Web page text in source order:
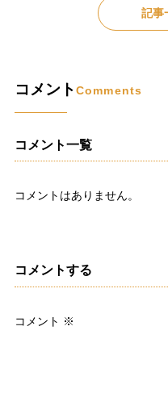
記事
コメントComments
コメント一覧
コメントはありません。
コメントする
コメント ※